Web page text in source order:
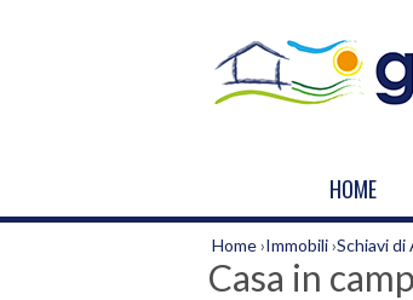
HOME
Home›Immobili›Schiavi di
Casa in